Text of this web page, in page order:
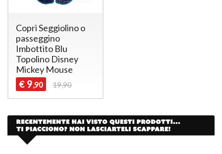
Copri Seggiolino o
passeggino
Imbottito Blu
Topolino Disney
Mickey Mouse
€ 9,90 19,90